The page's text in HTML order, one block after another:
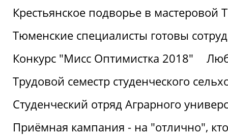
Крестьянское подворье в мастеровой
Тюменские специалисты готовы
Конкурс "Мисс Оптимистка 2018"
Трудовой семестр студенческого
Студенческий отряд Аграрного
Приёмная кампания - на "отлично",